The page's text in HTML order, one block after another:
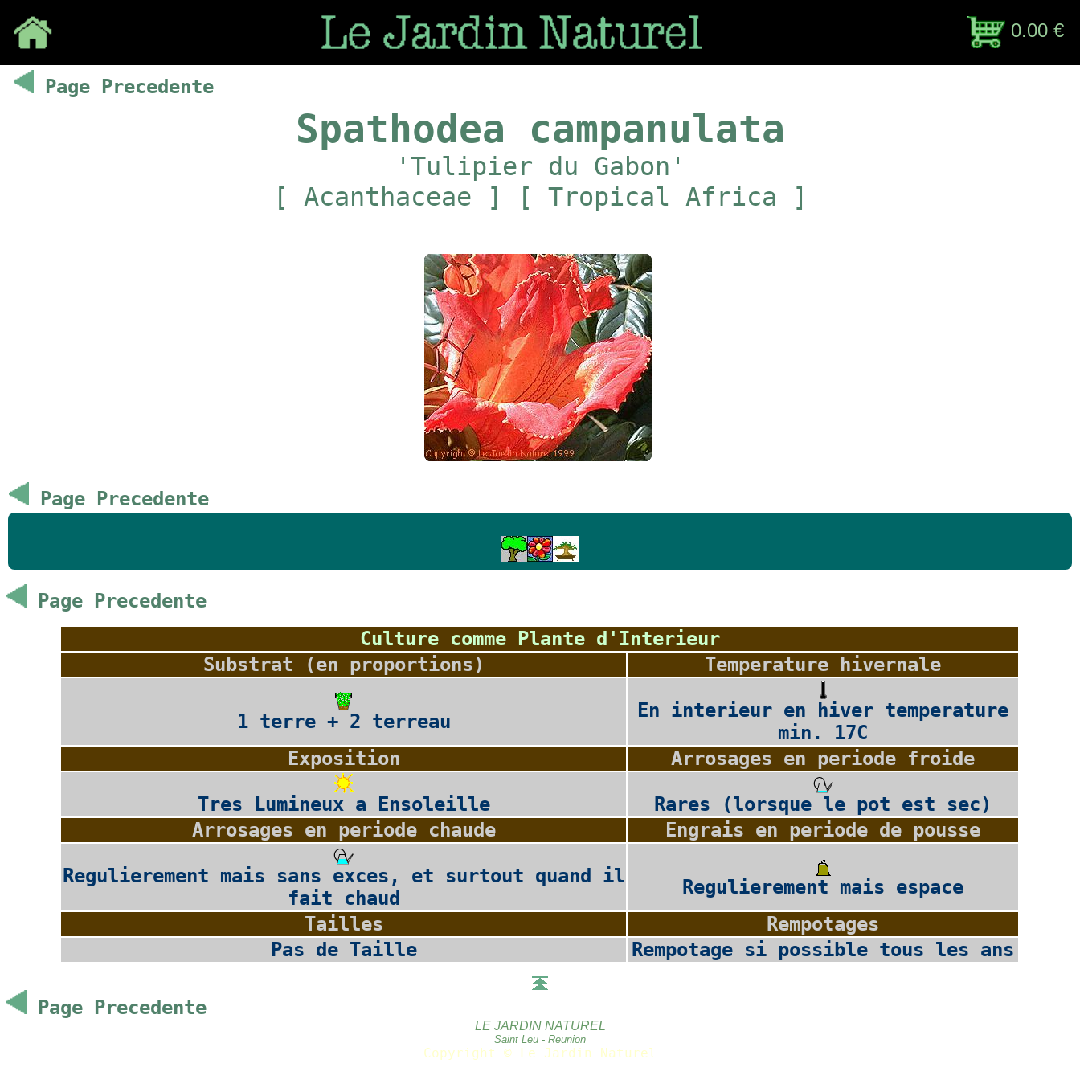
0.00 €
Page Precedente
Spathodea campanulata
'Tulipier du Gabon'
[ Acanthaceae ] [ Tropical Africa ]
Page Precedente
Page Precedente
Culture comme Plante d'Interieur
Substrat (en proportions)
Temperature hivernale
1 terre + 2 terreau
En interieur en hiver temperature
min. 17C
Exposition
Arrosages en periode froide
Tres Lumineux a Ensoleille
Rares (lorsque le pot est sec)
Arrosages en periode chaude
Engrais en periode de pousse
Regulierement mais sans exces, et surtout quand il
fait chaud
Regulierement mais espace
Tailles
Rempotages
Pas de Taille
Rempotage si possible tous les ans
Page Precedente
LE JARDIN NATUREL
Saint Leu - Reunion
Copyright © Le Jardin Naturel